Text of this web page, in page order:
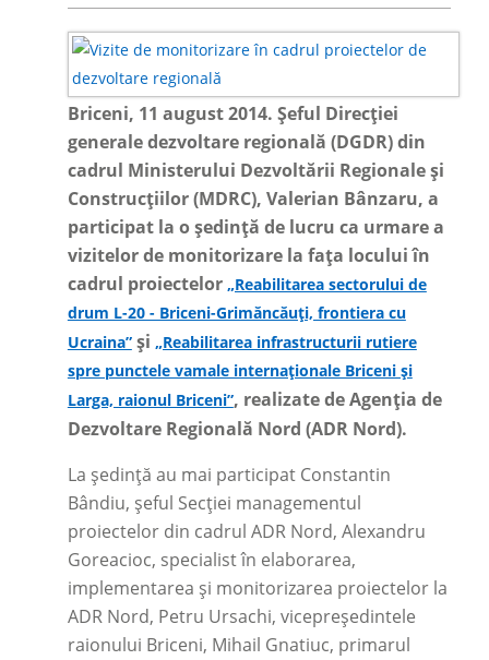
Briceni, 11 august 2014. Șeful Direcției
generale dezvoltare regională (DGDR) din
cadrul Ministerului Dezvoltării Regionale și
Construcțiilor (MDRC), Valerian Bânzaru, a
participat la o ședință de lucru ca urmare a
vizitelor de monitorizare la fața locului în
cadrul proiectelor „Reabilitarea sectorului de
drum L-20 - Briceni-Grimăncăuți, frontiera cu
Ucraina”și „Reabilitarea infrastructurii rutiere
spre punctele vamale internaționale Briceni și
Larga, raionul Briceni”, realizate de Agenția de
Dezvoltare Regională Nord (ADR Nord).
La ședință au mai participat Constantin
Bândiu, șeful Secției managementul
proiectelor din cadrul ADR Nord, Alexandru
Goreacioc, specialist în elaborarea,
implementarea și monitorizarea proiectelor la
ADR Nord, Petru Ursachi, vicepreședintele
raionului Briceni, Mihail Gnatiuc, primarul